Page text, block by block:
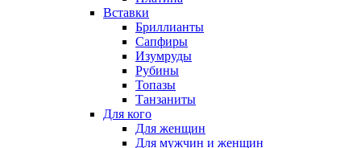
Вставки
Бриллианты
Сапфиры
Изумруды
Рубины
Топазы
Танзаниты
Для кого
Для женщин
Для мужчин и женщин